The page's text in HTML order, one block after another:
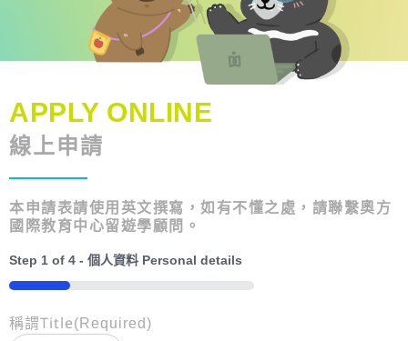
APPLY ONLINE
線上申請
本申請表請使用英文撰寫，如有不懂之處，請聯繫奧方
國際教育中心留遊學顧問。
Step 1 of 4 - 個人資料 Personal details
25%
稱謂Title(Required)